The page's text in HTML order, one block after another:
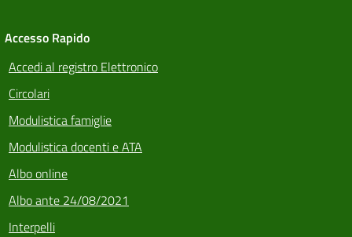
Accesso Rapido
Accedi al registro Elettronico
Circolari
Modulistica famiglie
Modulistica docenti e ATA
Albo online
Albo ante 24/08/2021
Interpelli